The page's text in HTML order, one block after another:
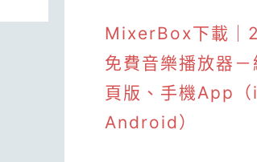
MixerBox下載｜
免費音樂播放器－
頁版、手機App（
Android）